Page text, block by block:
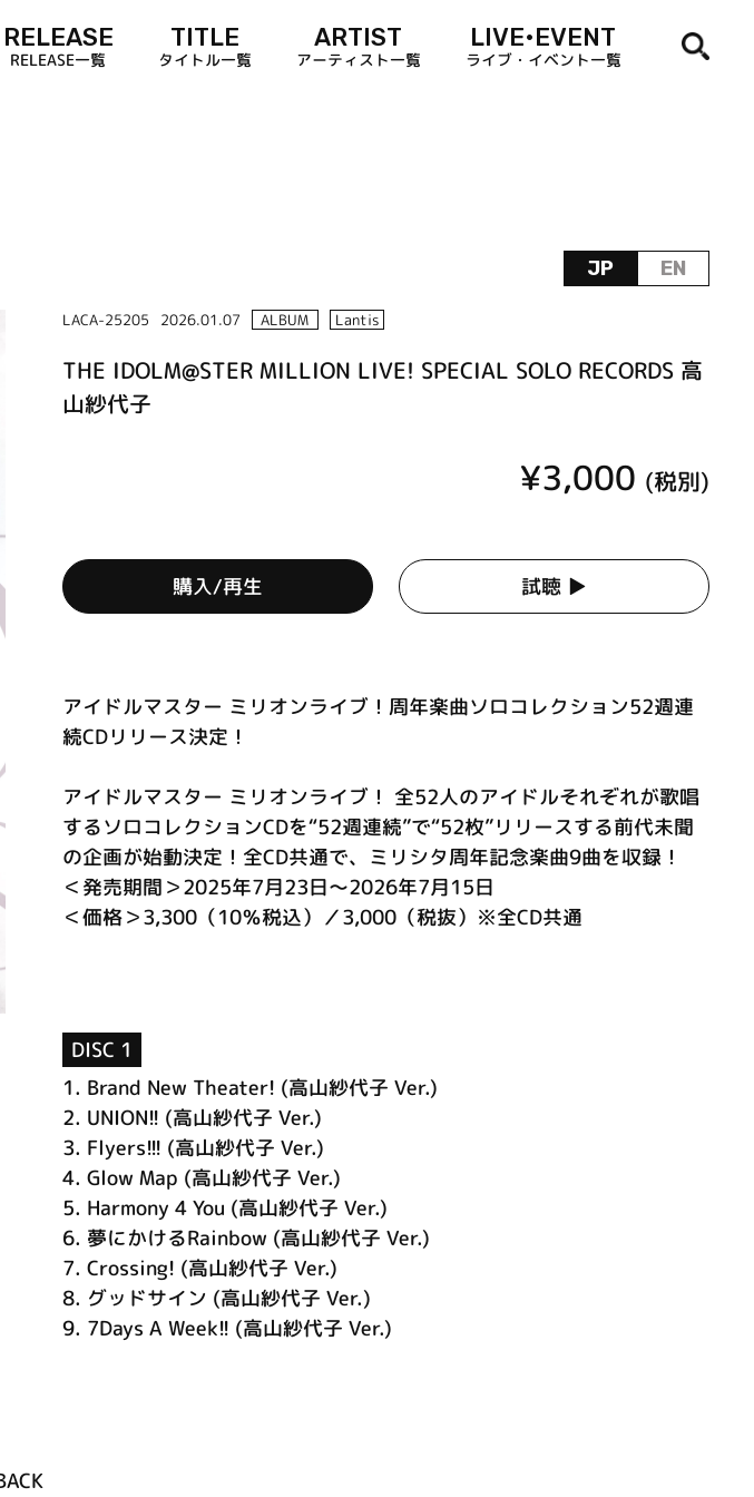
RELEASE
RELEASE一覧
TITLE
タイトル一覧
ARTIST
アーティスト一覧
LIVE•EVENT
ライブ・イベント一覧
JP EN
LACA-25205 2026.01.07 ALBUM Lantis
THE IDOLM@STER MILLION LIVE! SPECIAL SOLO RECORDS 高
山紗代子
¥3,000 (税別)
購入/再生 試聴 ▶︎
アイドルマスター ミリオンライブ！周年楽曲ソロコレクション52週連
続CDリリース決定！
アイドルマスター ミリオンライブ！ 全52人のアイドルそれぞれが歌唱
するソロコレクションCDを“52週連続”で“52枚”リリースする前代未聞
の企画が始動決定！全CD共通で、ミリシタ周年記念楽曲9曲を収録！
＜発売期間＞2025年7月23日～2026年7月15日
＜価格＞3,300（10％税込）／3,000（税抜）※全CD共通
DISC 1
1. Brand New Theater! (高山紗代子 Ver.)
2. UNION!! (高山紗代子 Ver.)
3. Flyers!!! (高山紗代子 Ver.)
4. Glow Map (高山紗代子 Ver.)
5. Harmony 4 You (高山紗代子 Ver.)
6. 夢にかけるRainbow (高山紗代子 Ver.)
7. Crossing! (高山紗代子 Ver.)
8. グッドサイン (高山紗代子 Ver.)
9. 7Days A Week!! (高山紗代子 Ver.)